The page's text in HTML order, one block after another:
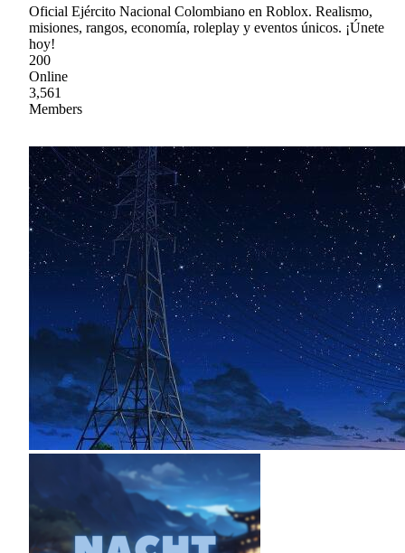
Oficial Ejército Nacional Colombiano en Roblox. Realismo,
misiones, rangos, economía, roleplay y eventos únicos. ¡Únete
hoy!
200
Online
3,561
Members